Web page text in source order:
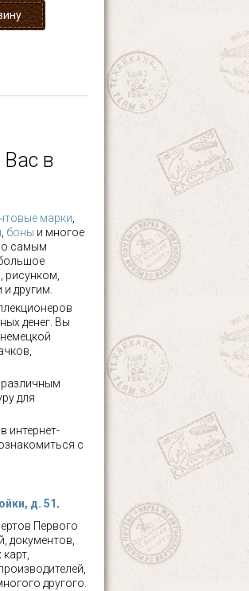
Вас в
марки
боны и многое
самым
рисунком,
другим.
денег. Вы
различным
для
интернет-
с
д. 51 .
Первого
документов,
другого.